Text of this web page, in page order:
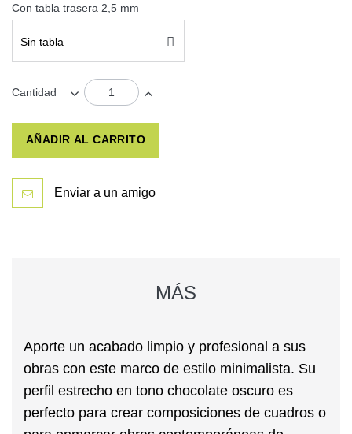
Con tabla trasera 2,5 mm
Sin tabla
Cantidad
AÑADIR AL CARRITO
Enviar a un amigo
MÁS
Aporte un acabado limpio y profesional a sus
obras con este marco de estilo minimalista. Su
perfil estrecho en tono chocolate oscuro es
perfecto para crear composiciones de cuadros o